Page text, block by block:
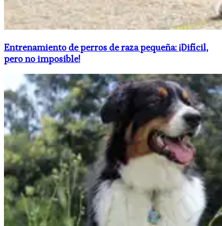
Entrenamiento de perros de raza pequeña: ¡Difícil,
pero no imposible!